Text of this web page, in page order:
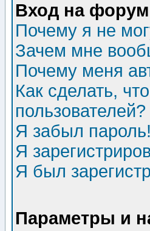
Вход на форум
Почему я не
Зачем мне
Почему меня
Как сделать,
пользователей?
Я забыл пароль!
Я
Я был
Параметры и